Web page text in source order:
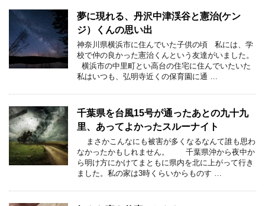
夢に現れる、丹沢中津渓谷と憲治(ケン
ジ）くんの思い出
神奈川県横浜市に住んでいた子供の頃 私には、学
校で仲の良かった憲治くんという友達がいました。
横浜市の中里町とい高台の住宅に住んでいたいた
私はいつも、弘明寺近くの保育園に通 …
千葉県を台風15号が通ったあとの九十九
里、あってよかったスルーナイト
まさかこんなにも被害が多くなるなんて誰も思わ
なかったかもしれません。 千葉県沖から夜中か
ら明け方にかけてまともに県内を北に上がって行き
ました。私の家は3時くらいからものす …